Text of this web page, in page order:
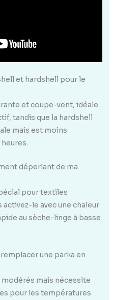
et hardshell pour le
et coupe-vent, idéale
tandis que la hardshell
mais est moins
déperlant de ma
pour textiles
le avec une chaleur
au sèche-linge à basse
une parka en
mais nécessite
pour les températures